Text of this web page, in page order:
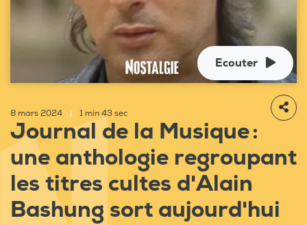
Ecouter
8 mars 2024 1 min 43 sec
Journal de la Musique :
une anthologie regroupant
les titres cultes d'Alain
Bashung sort aujourd'hui